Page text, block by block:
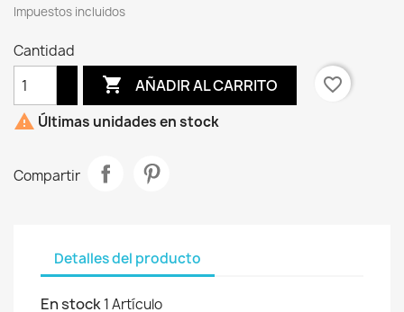
Impuestos incluidos
Cantidad
 AÑADIR AL CARRITO
favorite_border
 Últimas unidades en stock
Compartir
Detalles del producto
En stock1 Artículo